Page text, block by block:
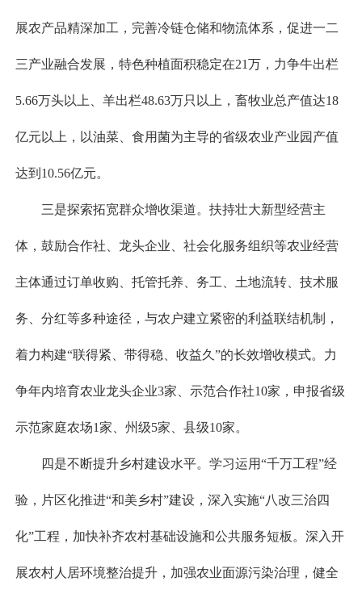
展农产品精深加工，完善冷链仓储和物流体系，促进一二
三产业融合发展，特色种植面积稳定在21万，力争牛出栏
5.66万头以上、羊出栏48.63万只以上，畜牧业总产值达18
亿元以上，以油菜、食用菌为主导的省级农业产业园产值
达到10.56亿元。
三是探索拓宽群众增收渠道。扶持壮大新型经营主
体，鼓励合作社、龙头企业、社会化服务组织等农业经营
主体通过订单收购、托管托养、务工、土地流转、技术服
务、分红等多种途径，与农户建立紧密的利益联结机制，
着力构建“联得紧、带得稳、收益久”的长效增收模式。力
争年内培育农业龙头企业3家、示范合作社10家，申报省级
示范家庭农场1家、州级5家、县级10家。
四是不断提升乡村建设水平。学习运用“千万工程”经
验，片区化推进“和美乡村”建设，深入实施“八改三治四
化”工程，加快补齐农村基础设施和公共服务短板。深入开
展农村人居环境整治提升，加强农业面源污染治理，健全